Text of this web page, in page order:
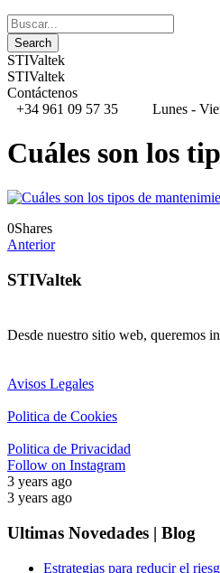
STIValtek
STIValtek
Contáctenos
+34 961 09 57 35
Lunes -
Cuáles son los
0Shares
Anterior
STIValtek
Desde nuestro sitio web, queremos
Avisos Legales
Politica de Cookies
Politica de Privacidad
Follow on Instagram
3 years ago
3 years ago
Ultimas Novedades | Blog
Estrategias para reducir el